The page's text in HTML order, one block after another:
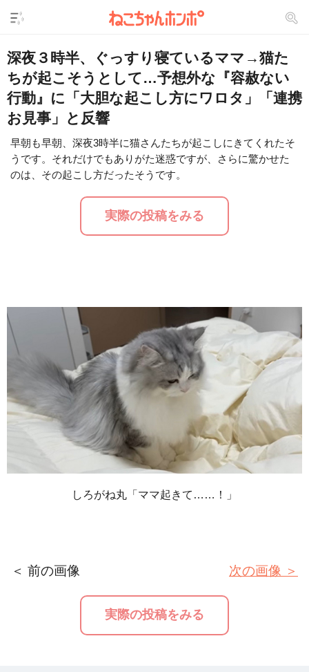
深夜３時半、ぐっすり寝ているママ→猫た
ちが起こそうとして…予想外な『容赦ない
行動』に「大胆な起こし方にワロタ」「連携
お見事」と反響
U
/
L
o
a
e
3
早朝も早朝、深夜3時半に猫さんたちが起こしにきてくれたそ
うです。それだけでもありがた迷惑ですが、さらに驚かせた
のは、その起こし方だったそうです。
実際の投稿をみる
しろがね丸「ママ起きて……！」
＜ 前の画像
実際の投稿をみる
次の画像 ＞